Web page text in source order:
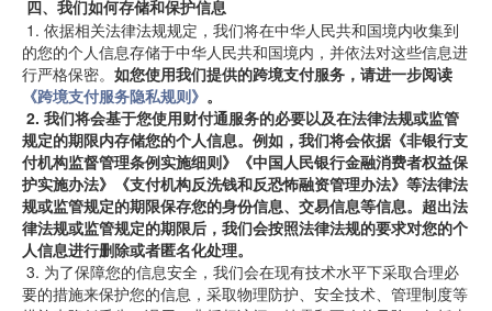
四、我们如何存储和保护信息
1. 依据相关法律法规规定，我们将在中华人民共和国境内收集到
的您的个人信息存储于中华人民共和国境内，并依法对这些信息进
行严格保密。 如您使用我们提供的跨境支付服务，请进一步阅读
《跨境支付服务隐私规则》 。
2. 我们将会基于您使用财付通服务的必要以及在法律法规或监管
规定的期限内存储您的个人信息。例如，我们将会依据《非银行支
付机构监督管理条例实施细则》《中国人民银行金融消费者权益保
护实施办法》《支付机构反洗钱和反恐怖融资管理办法》等法律法
规或监管规定的期限保存您的身份信息、交易信息等信息。超出法
律法规或监管规定的期限后，我们会按照法律法规的要求对您的个
人信息进行删除或者匿名化处理。
3. 为了保障您的信息安全，我们会在现有技术水平下采取合理必
要的措施来保护您的信息，采取物理防护、安全技术、管理制度等